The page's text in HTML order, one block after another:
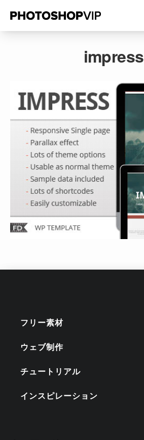
impress
フリー素材
ウェブ制作
チュートリアル
インスピレーション